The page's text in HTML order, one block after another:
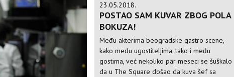
23.05.2018.
POSTAO SAM KUVAR ZBOG POLA
BOKUZA!
Među akterima beogradske gastro scene,
kako među ugostiteljima, tako i među
gostima, već nekoliko par meseci se šuškalo
da u The Square došao da kuva šef sa